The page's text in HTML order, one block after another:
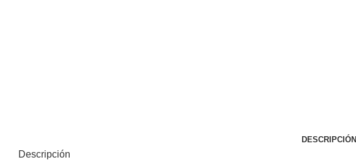
DESCRIPCIÓN
Descripción